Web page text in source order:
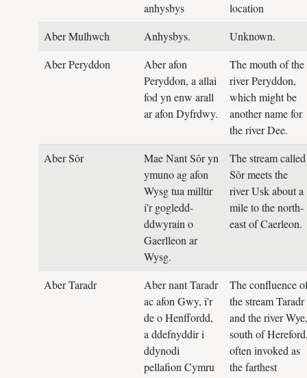
anhysbys
location
Aber Mulhwch
Anhysbys.
Unknown.
Aber Peryddon
Aber afon
Peryddon, a allai
fod yn enw arall
ar afon Dyfrdwy.
The mouth of the
river Peryddon,
which might be
another name for
the river Dee.
Aber Sôr
Mae Nant Sôr yn
ymuno ag afon
Wysg tua milltir
i'r gogledd-
ddwyrain o
Gaerlleon ar
Wysg.
The stream called
Sôr meets the
river Usk about a
mile to the north-
east of Caerleon.
Aber Taradr
Aber nant Taradr
ac afon Gwy, i'r
de o Henffordd,
a ddefnyddir i
ddynodi
pellafion Cymru
The confluence
the stream Taradr
and the river Wye,
south of
often invoked as
the farthest